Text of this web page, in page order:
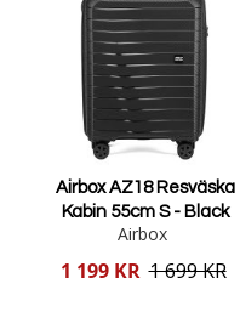
Airbox AZ18 Resväska
Kabin 55cm S - Black
Airbox
Reducerat
1 199 KR 1 699 KR